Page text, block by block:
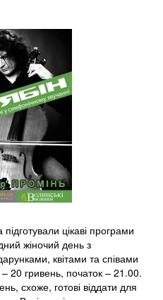
цікаві програми
жіночий день з
квітами та співами
20 гривень, початок – 21.00.
схоже, готові віддати для